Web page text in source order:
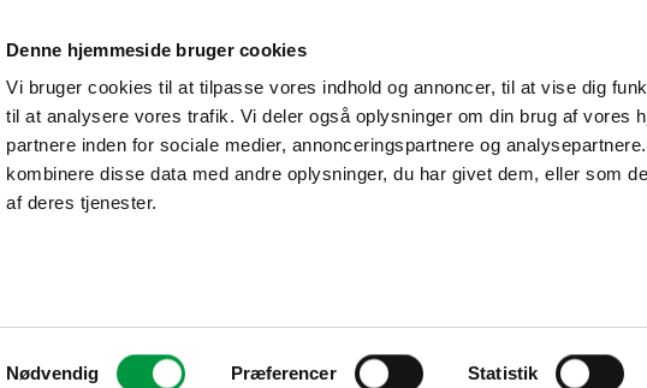
Denne hjemmeside bruger cookies
Vi bruger cookies til at tilpasse vores indhold og annoncer, til at vise dig
til at analysere vores trafik. Vi deler også oplysninger om din brug af vores
partnere inden for sociale medier, annonceringspartnere og
kombinere disse data med andre oplysninger, du har givet dem, eller som
af deres tjenester.
Samtykkevalg
Nødvendig Præferencer Statistik
FORSIDE PRODUKTER OM OS KONTAKT
& TILBEHØR /